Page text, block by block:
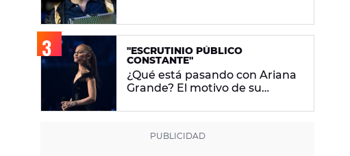
"ESCRUTINIO PÚBLICO
CONSTANTE"
¿Qué está pasando con Ariana
Grande? El motivo de su